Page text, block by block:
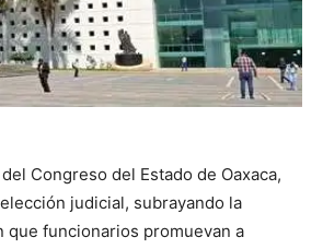
Congreso del Estado de Oaxaca,
judicial, subrayando la
que funcionarios promuevan a